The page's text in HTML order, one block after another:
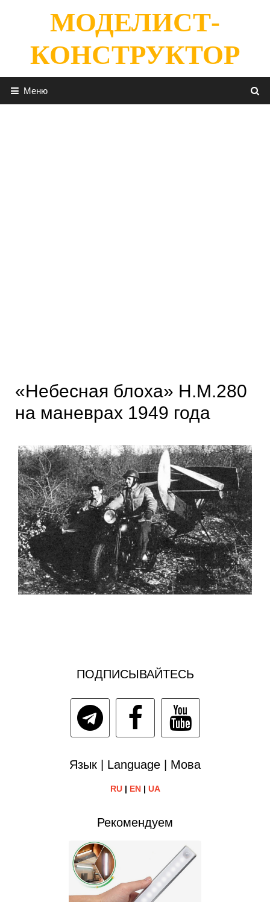
содержимомуМОДЕЛИСТ-
КОНСТРУКТОР
Меню
«Небесная блоха» Н.М.280
на маневрах 1949 года
ПОДПИСЫВАЙТЕСЬ
Язык | Language | Мова
RU| EN| UA
Рекомендуем